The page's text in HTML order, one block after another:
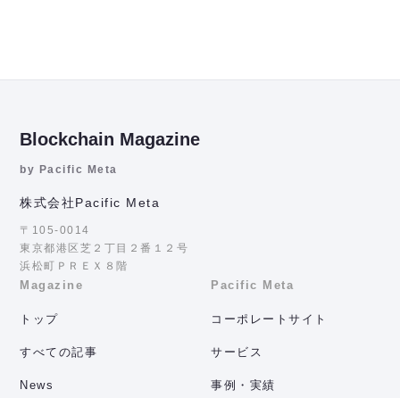
Blockchain Magazine
by Pacific Meta
株式会社Pacific Meta
〒105-0014
東京都港区芝２丁目２番１２号
浜松町ＰＲＥＸ８階
Magazine
トップ
すべての記事
News
Pacific Meta
コーポレートサイト
サービス
事例・実績